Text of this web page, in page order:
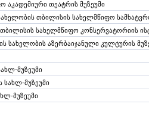
აკადემიური თეატრის მუზეუმი
თბილისის სახელმწიფო
სახელმწიფო კონსერვატორიის
სახელობის აზერბაიჯანული კულტურის
მუზეუმი
მუზეუმი
მუზეუმი